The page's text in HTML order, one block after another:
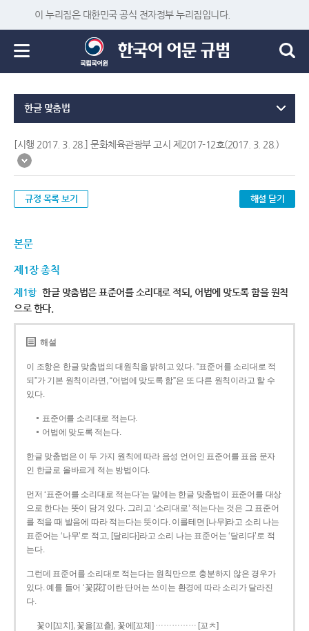
이 누리집은 대한민국 공식 전자정부 누리집입니다.
한글 맞춤법
[시행 2017. 3. 28.] 문화체육관광부 고시 제2017-12호(2017. 3. 28.)
규정 목록 보기 해설 닫기
본문
제1장 총칙
제1항 한글 맞춤법은 표준어를 소리대로 적되, 어법에 맞도록 함을 원칙
으로 한다.
해설
이 조항은 한글 맞춤법의 대원칙을 밝히고 있다. “표준어를 소리대로 적
되”가 기본 원칙이라면, “어법에 맞도록 함”은 또 다른 원칙이라고 할 수
있다.
표준어를 소리대로 적는다.
어법에 맞도록 적는다.
한글 맞춤법은 이 두 가지 원칙에 따라 음성 언어인 표준어를 표음 문자
인 한글로 올바르게 적는 방법이다.
먼저 ‘표준어를 소리대로 적는다’는 말에는 한글 맞춤법이 표준어를 대상
으로 한다는 뜻이 담겨 있다. 그리고 ‘소리대로’ 적는다는 것은 그 표준어
를 적을 때 발음에 따라 적는다는 뜻이다. 이를테면 [나무]라고 소리 나는
표준어는 ‘나무’로 적고, [달리다]라고 소리 나는 표준어는 ‘달리다’로 적
는다.
그런데 표준어를 소리대로 적는다는 원칙만으로 충분하지 않은 경우가
있다. 예를 들어 ‘꽃[花]’이란 단어는 쓰이는 환경에 따라 소리가 달라진
다.
꽃이[꼬치], 꽃을[꼬츨], 꽃에[꼬체] …………… [꼬ㅊ]